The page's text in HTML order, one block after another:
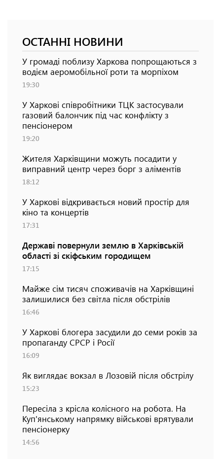
ОСТАННІ НОВИНИ
У громаді поблизу Харкова попрощаються з
водієм аеромобільної роти та морпіхом
19:30
У Харкові співробітники ТЦК застосували
газовий балончик під час конфлікту з
пенсіонером
19:20
Жителя Харківщини можуть посадити у
виправний центр через борг з аліментів
18:12
У Харкові відкривається новий простір для
кіно та концертів
17:31
Державі повернули землю в Харківській
області зі скіфським городищем
17:15
Майже сім тисяч споживачів на Харківщині
залишилися без світла після обстрілів
16:46
У Харкові блогера засудили до семи років за
пропаганду СРСР і Росії
16:09
Як виглядає вокзал в Лозовій після обстрілу
15:23
Пересіла з крісла колісного на робота. На
Куп'янському напрямку військові врятували
пенсіонерку
14:56